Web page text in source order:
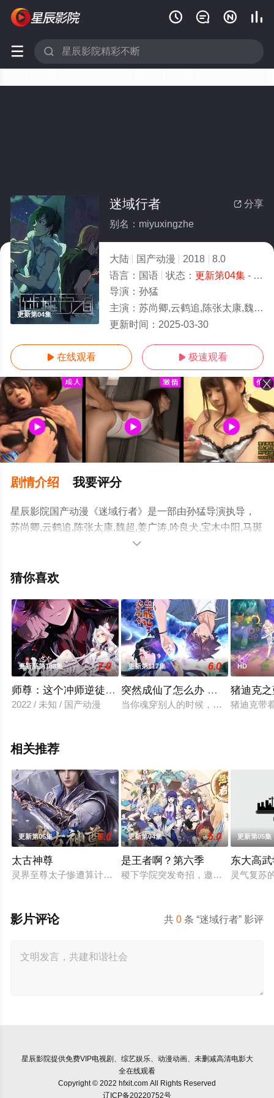
   
 
更新第04集
 分享
迷域行者
别名：miyuxingzhe
大陆 国产动漫 2018
8.0
语言： 国语 状态： 更新第04集- 免费在线观看
导演： 孙猛
主演： 苏尚卿,云鹤追,陈张太康,魏超,姜广涛,吟良犬,宝木中阳,马斑马,图特哈蒙,凌振赫
更新时间： 2025-03-30
 在线观看  极速观看
剧情介绍 我要评分
星辰影院国产动漫《迷域行者》是一部由孙猛导演执导，
苏尚卿,云鹤追,陈张太康,魏超,姜广涛,吟良犬,宝木中阳,马斑
马,图特哈蒙,凌振赫等演员精彩演绎的大陆动漫，手机免费
信息可移步至豆瓣动漫、电视猫或剧情网等平台了解。

猜你喜欢
更新至第188集 7.0
师尊：这个冲师逆徒才不是圣子动态漫
2022 / 未知 / 国产动漫
更新第117集 6.0
突然成仙了怎么办 动态漫画
当你魂穿别人的时候，别人也在穿你
HD
猪迪克
猪迪克带
相关推荐
更新第06集 6.0
太古神尊
灵界至尊太子惨遭算计身死，重生跌落凡尘沦为底层杂役！身
更新第04集 5.0
是王者啊？第六季
稷下学院突发奇招，邀优秀毕业生返
更新第05集
东大高
灵气复苏
共0 条 “迷域行者” 影评
影片评论
星辰影院提供免费VIP电视剧、综艺娱乐、动漫动画、未删减高清电影大
全在线观看
Copyright © 2022 hfxit.com All Rights Reserved
辽ICP备20220752号